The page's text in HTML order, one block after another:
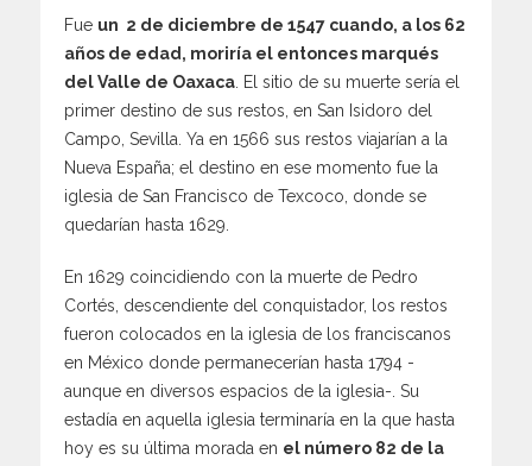
Fue un 2 de diciembre de 1547 cuando, a los 62
años de edad, moriría el entonces marqués
del Valle de Oaxaca . El sitio de su muerte sería el
primer destino de sus restos, en San Isidoro del
Campo, Sevilla. Ya en 1566 sus restos viajarían a la
Nueva España; el destino en ese momento fue la
iglesia de San Francisco de Texcoco, donde se
quedarían hasta 1629.
En 1629 coincidiendo con la muerte de Pedro
Cortés, descendiente del conquistador, los restos
fueron colocados en la iglesia de los franciscanos
en México donde permanecerían hasta 1794 -
aunque en diversos espacios de la iglesia-. Su
estadía en aquella iglesia terminaría en la que hasta
hoy es su última morada en el número 82 de la